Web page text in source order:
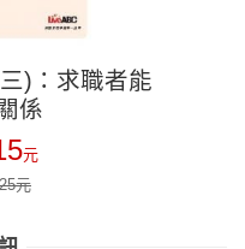
)：求職者能
係
元
25元